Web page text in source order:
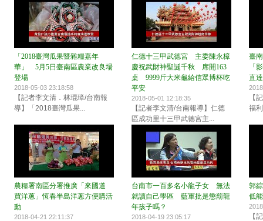
「2018臺灣瓜果暨雜糧嘉年
華」 5月5日臺南區農業改良場
登場
2018-05-03 23:18:58
【記者李文清．林琨璋/台南報
導】「2018臺灣瓜果...
仁德十三甲武德宮 主委陳永樟
慶祝武財神聖誕千秋 席開163
桌 9999斤大米龜給信眾博杯吃
平安
2018-05-01 12:18:35
【記者李文清/台南報導】仁德
區成功里十三甲武德宮主...
臺
「
直
【
福
農糧署南區分署推廣「來國道
買洋蔥」恆春半島洋蔥方便購活
動
2018-04-21 22:11:37
台南市一百多名小龍子女 無法
就讀自己學區 藍軍批是懲罰龍
年孩子嗎？
2018-04-19 23:05:17
郭
低
【